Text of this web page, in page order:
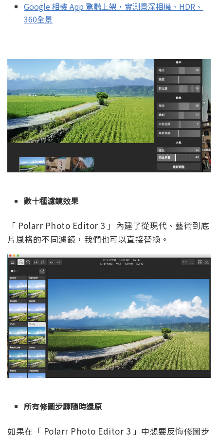
Google 相機 App 驚豔上架，實測景深相機、HDR、
360全景
數十種濾鏡效果
「 Polarr Photo Editor 3 」內建了從現代、藝術到底
片風格的不同濾鏡，我們也可以直接替換。
所有修圖步驟隨時還原
如果在「 Polarr Photo Editor 3 」中想要反悔修圖步